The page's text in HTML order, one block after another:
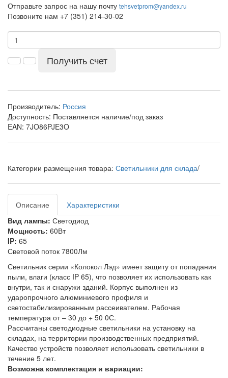
Отправьте запрос на нашу почту tehsvetprom@yandex.ru
Позвоните нам +7 (351) 214-30-02
Получить счет
Производитель: Россия
Доступность: Поставляется наличие/под заказ
EAN: 7JO86PJE3O
Категории размещения товара: Светильники для склада/
Описание
Характеристики
Вид лампы: Светодиод
Мощность: 60Вт
IP: 65
Световой поток 7800Лм
Светильник серии «Колокол Лэд» имеет защиту от попадания
пыли, влаги (класс IP 65), что позволяет их использовать как
внутри, так и снаружи зданий. Корпус выполнен из
ударопрочного алюминиевого профиля и
светостабилизированным рассеивателем. Рабочая
температура от – 30 до + 50 0С.
Рассчитаны светодиодные светильники на установку на
складах, на территории производственных предприятий.
Качество устройств позволяет использовать светильники в
течение 5 лет.
Возможна комплектация и вариации: